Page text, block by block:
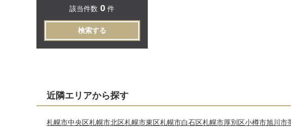
該当件数 0 件
検索する
近隣エリアから探す
札幌市中央区札幌市北区札幌市東区札幌市白石区札幌市厚別区小樽市旭川市